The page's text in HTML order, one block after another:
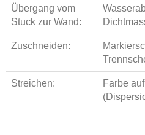
Übergang vom
Stuck zur Wand:
Zuschneiden:
Streichen:
Farbe